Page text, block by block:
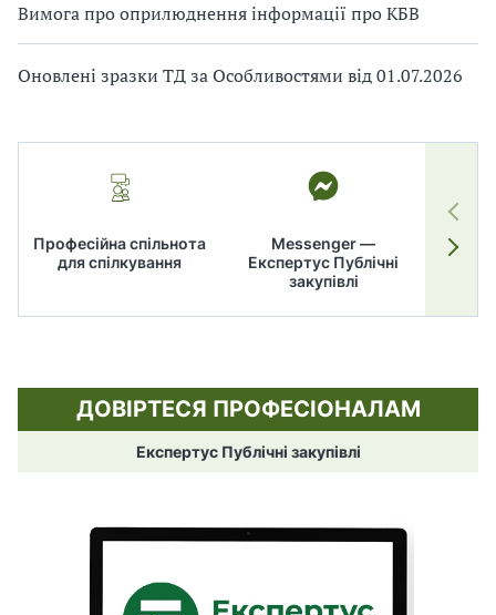
Вимога про оприлюднення інформації про КБВ
Оновлені зразки ТД за Особливостями від 01.07.2026
Професійна спільнота
для спілкування
Messenger —
Експертус Публічні
закупівлі
ДОВІРТЕСЯ ПРОФЕСІОНАЛАМ
Експертус Публічні закупівлі